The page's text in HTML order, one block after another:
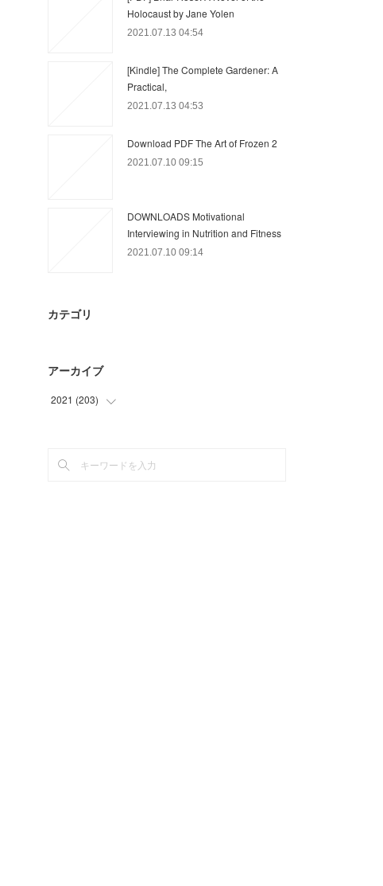
Holocaust by Jane Yolen
2021.07.13 04:54
[Kindle] The Complete Gardener: A
Practical,
2021.07.13 04:53
Download PDF The Art of Frozen 2
2021.07.10 09:15
DOWNLOADS Motivational
Interviewing in Nutrition and Fitness
2021.07.10 09:14
カテゴリ
アーカイブ
2021 (203)
(